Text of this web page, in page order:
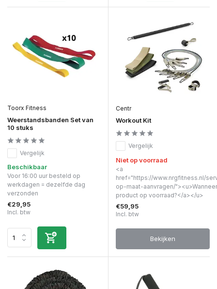
Toorx Fitness
Weerstandsbanden Set van
10 stuks
Vergelijk
Beschikbaar
Voor 16:00 uur besteld op
werkdagen = dezelfde dag
verzonden
€29,95
Incl. btw
Centr
Workout Kit
Vergelijk
Niet op voorraad
<a
href="https://www.nrgfitness.nl/
op-maat-aanvragen/
product op voorraad?</a></u>
€59,95
Incl. btw
Bekijken